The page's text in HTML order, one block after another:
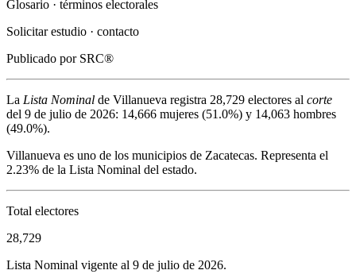
Glosario · términos electorales
Solicitar estudio · contacto
Publicado por SRC®
La Lista Nominal de Villanueva registra 28,729 electores al corte
del 9 de julio de 2026: 14,666 mujeres (51.0%) y 14,063 hombres
(49.0%).
Villanueva es uno de los municipios de Zacatecas. Representa el
2.23% de la Lista Nominal del estado.
Total electores
28,729
Lista Nominal vigente al 9 de julio de 2026.